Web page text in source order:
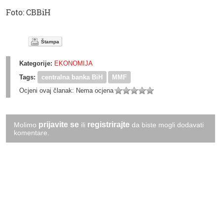
Foto: CBBiH
Štampa
Kategorije: EKONOMIJA
Tags:
centralna banka BiH
MMF
Ocjeni ovaj članak: Nema ocjena
Molimo prijavite se ili registrirajte da biste mogli dodavati
komentare.